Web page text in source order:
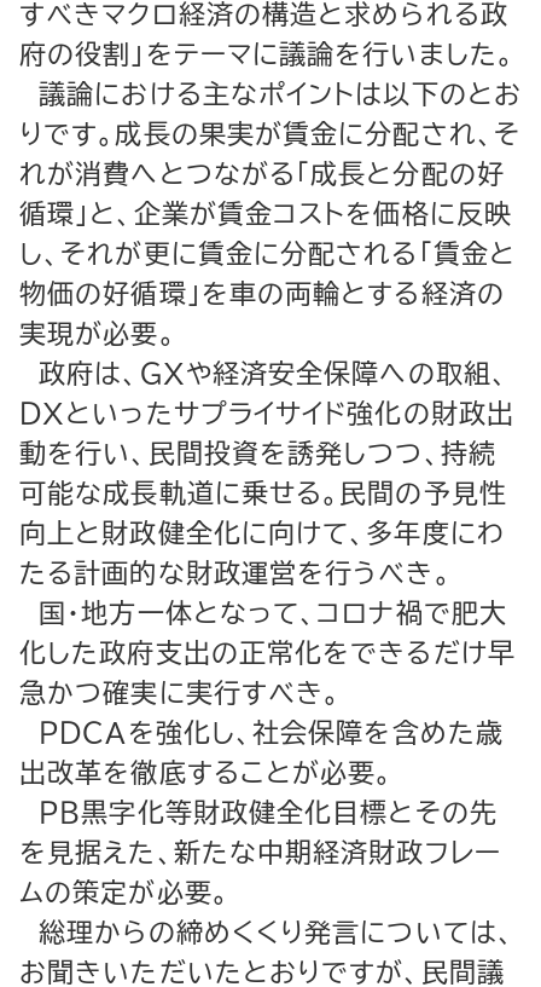
すべきマクロ経済の構造と求められる政
府の役割」をテーマに議論を行いました。
議論における主なポイントは以下のとお
りです。成長の果実が賃金に分配され、そ
れが消費へとつながる「成長と分配の好
循環」と、企業が賃金コストを価格に反映
し、それが更に賃金に分配される「賃金と
物価の好循環」を車の両輪とする経済の
実現が必要。
政府は、ＧＸや経済安全保障への取組、
ＤＸといったサプライサイド強化の財政出
動を行い、民間投資を誘発しつつ、持続
可能な成長軌道に乗せる。民間の予見性
向上と財政健全化に向けて、多年度にわ
たる計画的な財政運営を行うべき。
国・地方一体となって、コロナ禍で肥大
化した政府支出の正常化をできるだけ早
急かつ確実に実行すべき。
ＰＤＣＡを強化し、社会保障を含めた歳
出改革を徹底することが必要。
ＰＢ黒字化等財政健全化目標とその先
を見据えた、新たな中期経済財政フレー
ムの策定が必要。
総理からの締めくくり発言については、
お聞きいただいたとおりですが、民間議